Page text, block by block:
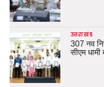
उत्तराखंड
307 नव
सीएम